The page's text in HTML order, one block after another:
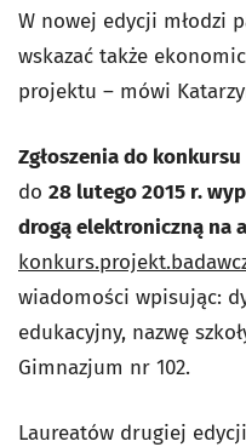
W nowej edycji młodzi
wskazać także
projektu – mówi
Zgłoszenia do konkursu
do 28 lutego 2015 r.
drogą elektroniczną na
wiadomości wpisując:
edukacyjny, nazwę
Gimnazjum nr 102.
Laureatów drugiej